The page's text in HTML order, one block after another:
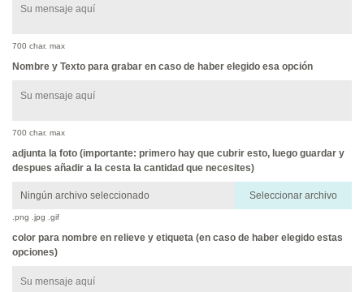
700 char. max
Nombre y Texto para grabar en caso de haber elegido esa opción
700 char. max
adjunta la foto (importante: primero hay que cubrir esto, luego guardar y
despues añadir a la cesta la cantidad que necesites)
Ningún archivo seleccionado Seleccionar archivo
.png .jpg .gif
color para nombre en relieve y etiqueta (en caso de haber elegido estas
opciones)